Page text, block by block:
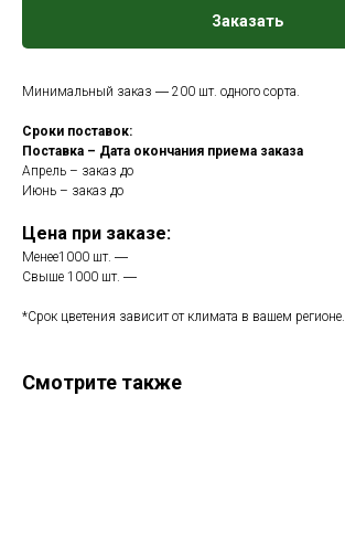
Заказать
Минимальный заказ ― 200 шт. одного сорта.
Сроки поставок:
Поставка – Дата окончания приема заказа
Апрель – заказ до
Июнь – заказ до
Цена при заказе:
Менее1000 шт. ―
Свыше 1000 шт. ―
*Срок цветения зависит от климата в вашем регионе.
Смотрите также